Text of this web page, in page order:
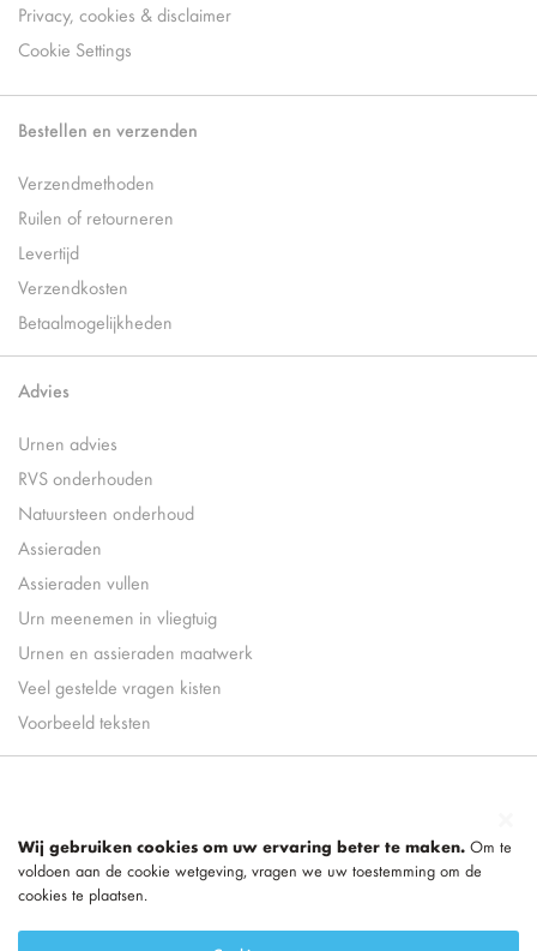
Privacy, cookies & disclaimer
Cookie Settings
Bestellen en verzenden
Verzendmethoden
Ruilen of retourneren
Levertijd
Verzendkosten
Betaalmogelijkheden
Advies
Urnen advies
RVS onderhouden
Natuursteen onderhoud
Assieraden
Assieraden vullen
Urn meenemen in vliegtuig
Urnen en assieraden maatwerk
Veel gestelde vragen kisten
Voorbeeld teksten
Wij gebruiken cookies om uw ervaring beter te maken. Om te
voldoen aan de cookie wetgeving, vragen we uw toestemming om de
cookies te plaatsen.